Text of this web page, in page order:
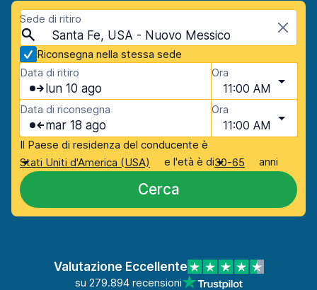
Sede di ritiro
Santa Fe, USA - Nuovo Messico
Riconsegna nella stessa sede
Data di ritiro
lun 10 ago
Ora
11:00 AM
Data di riconsegna
mar 18 ago
Ora
11:00 AM
Il Paese di residenza del conducente è
Stati Uniti d'America (USA)
e l'età è di30-65 anni
Cerca
Valutazione Eccellente
su 279.894 recensioni